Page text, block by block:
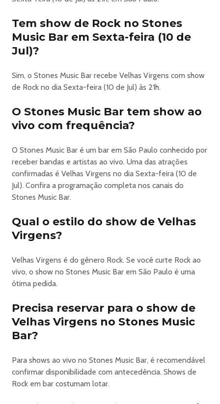
Tem show de Rock no Stones
Music Bar em Sexta-feira (10 de
Jul)?
Sim, o Stones Music Bar recebe Velhas Virgens com show
de Rock no dia Sexta-feira (10 de Jul) às 21h.
O Stones Music Bar tem show ao
vivo com frequência?
O Stones Music Bar é um bar em São Paulo conhecido por
receber bandas e artistas ao vivo. Uma das atrações
confirmadas é Velhas Virgens no dia Sexta-feira (10 de
Jul). Confira a programação completa nos canais do
Stones Music Bar.
Qual o estilo do show de Velhas
Virgens?
Velhas Virgens é do gênero Rock. Se você curte Rock ao
vivo, o show no Stones Music Bar em São Paulo é uma
ótima pedida.
Precisa reservar para o show de
Velhas Virgens no Stones Music
Bar?
Para shows ao vivo no Stones Music Bar, é recomendável
confirmar disponibilidade com antecedência. Shows de
Rock em bar costumam lotar.